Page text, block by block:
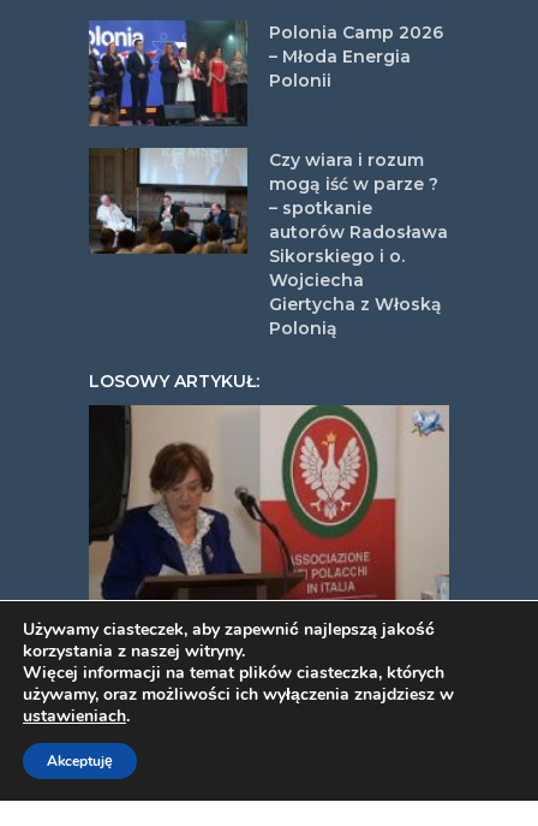
Polonia Camp 2026
– Młoda Energia
Polonii
Czy wiara i rozum
mogą iść w parze ?
– spotkanie
autorów Radosława
Sikorskiego i o.
Wojciecha
Giertycha z Włoską
Polonią
LOSOWY ARTYKUŁ:
XXVII Walny Zjazd Związku
Polaków we Włoszech
TWORZENIE STRON INTERNETOWYCH
Używamy ciasteczek, aby zapewnić najlepszą jakość
korzystania z naszej witryny.
Więcej informacji na temat plików ciasteczka, których
używamy, oraz możliwości ich wyłączenia znajdziesz w
ustawieniach.
Akceptuję